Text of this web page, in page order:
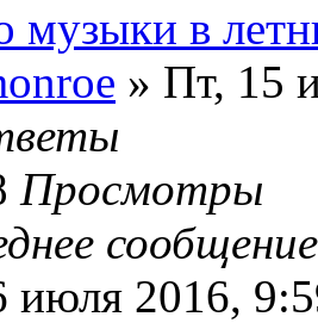
музыки в
» Пт, 15
Просмотры
июля 2016,